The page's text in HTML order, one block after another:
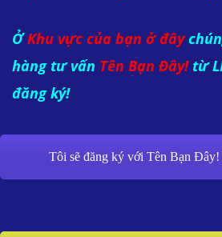
Ở Khu vực của bạn ở đây
hàng tư vấn Tên Bạn Đây! từ
đăng ký!
Tôi sẽ đăng ký với Tên Bạn